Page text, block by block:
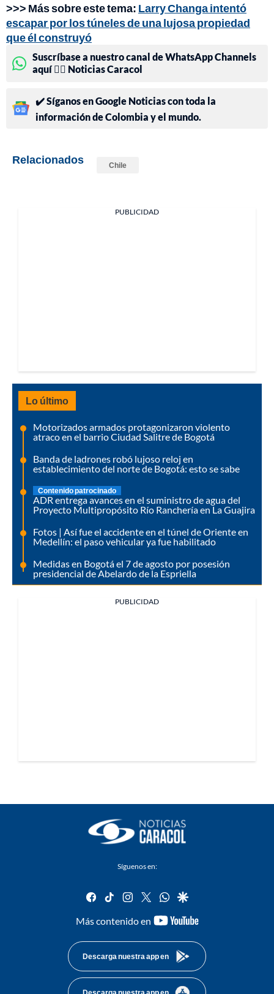
>>> Más sobre este tema: Larry Changa intentó
escapar por los túneles de una lujosa propiedad
que él construyó
Suscríbase a nuestro canal de WhatsApp Channels
aquí 👉🏻 Noticias Caracol
✔️ Síganos en Google Noticias con toda la
información de Colombia y el mundo.
Relacionados Chile
PUBLICIDAD
Lo último
Motorizados armados protagonizaron violento
atraco en el barrio Ciudad Salitre de Bogotá
Banda de ladrones robó lujoso reloj en
establecimiento del norte de Bogotá: esto se sabe
Contenido patrocinado
ADR entrega avances en el suministro de agua del
Proyecto Multipropósito Río Ranchería en La Guajira
Fotos | Así fue el accidente en el túnel de Oriente en
Medellín: el paso vehicular ya fue habilitado
Medidas en Bogotá el 7 de agosto por posesión
presidencial de Abelardo de la Espriella
PUBLICIDAD
Síguenos en:
facebook
tiktok instagram
twitterwhatsapp
google
Más contenido en
youtube-
Descarga nuestra app en